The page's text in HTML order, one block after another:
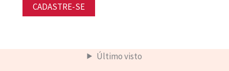
CADASTRE-SE
Último visto